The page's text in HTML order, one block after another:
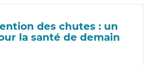
des chutes : un
la santé de demain